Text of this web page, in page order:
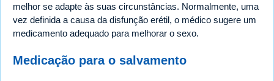
melhor se adapte às suas circunstâncias. Normalmente, uma
vez definida a causa da disfunção erétil, o médico sugere um
medicamento adequado para melhorar o sexo.
Medicação para o salvamento